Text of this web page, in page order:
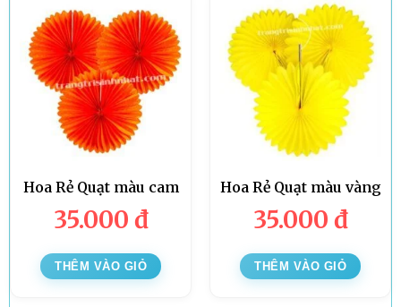
Hoa Rẻ Quạt màu cam
35.000 đ
THÊM VÀO GIỎ
Hoa Rẻ Quạt màu vàng
35.000 đ
THÊM VÀO GIỎ